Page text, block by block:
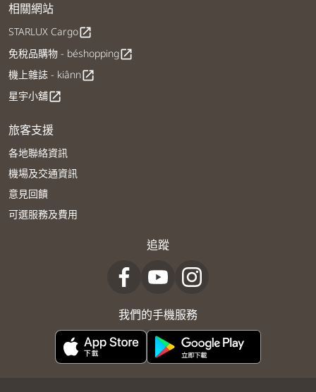
相關網站
STARLUX Cargoopen_in_new
免稅品購物 - béshoppingopen_in_new
機上雜誌 - kiânnopen_in_new
星宇小舖open_in_new
旅客支援
各地聯絡資訊
機場及交通資訊
意見回饋
可選服務及費用
追蹤
我們的手機服務